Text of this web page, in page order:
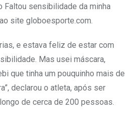
Faltou sensibilidade da minha
site globoesporte.com.
e estava feliz de estar com
Mas usei máscara,
que tinha um pouquinho mais de
declarou o atleta, após ser
de cerca de 200 pessoas.